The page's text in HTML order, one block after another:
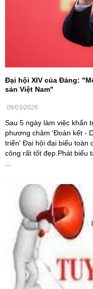
Đại hội XIV của Đảng:
sản Việt Nam"
09/03/2026
Sau 5 ngày làm việc khẩn
phương châm 'Đoàn kết -
triển' Đại hội đại biểu toàn
công rất tốt đẹp.Phát biểu